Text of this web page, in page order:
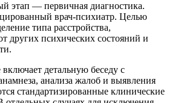
этап — первичная диагностика.
врач-психиатр. Целью
типа расстройства,
других психических состояний и
детальную беседу с
анализа жалоб и выявления
стандартизированные клинические